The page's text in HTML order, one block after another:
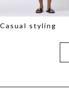
Casual styling